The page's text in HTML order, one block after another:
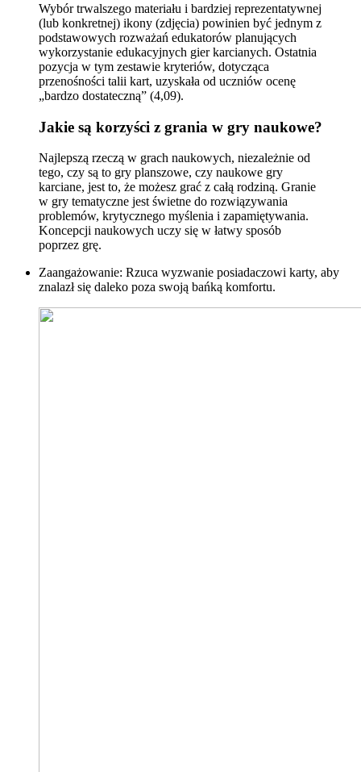
Wybór trwalszego materiału i bardziej reprezentatywnej
(lub konkretnej) ikony (zdjęcia) powinien być jednym z
podstawowych rozważań edukatorów planujących
wykorzystanie edukacyjnych gier karcianych. Ostatnia
pozycja w tym zestawie kryteriów, dotycząca
przenośności talii kart, uzyskała od uczniów ocenę
„bardzo dostateczną” (4,09).
Jakie są korzyści z grania w gry naukowe?
Najlepszą rzeczą w grach naukowych, niezależnie od
tego, czy są to gry planszowe, czy naukowe gry
karciane, jest to, że możesz grać z całą rodziną. Granie
w gry tematyczne jest świetne do rozwiązywania
problemów, krytycznego myślenia i zapamiętywania.
Koncepcji naukowych uczy się w łatwy sposób
poprzez grę.
Zaangażowanie: Rzuca wyzwanie posiadaczowi karty, aby
znalazł się daleko poza swoją bańką komfortu.